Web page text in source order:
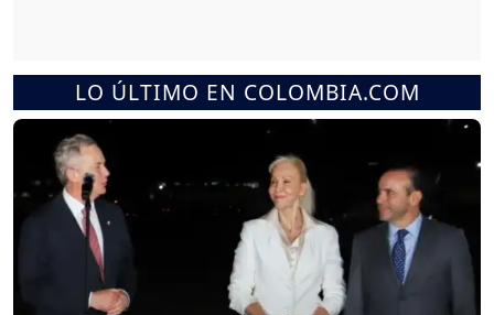
LO ÚLTIMO EN COLOMBIA.COM